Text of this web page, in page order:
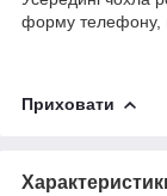
форму телефону,
Приховати